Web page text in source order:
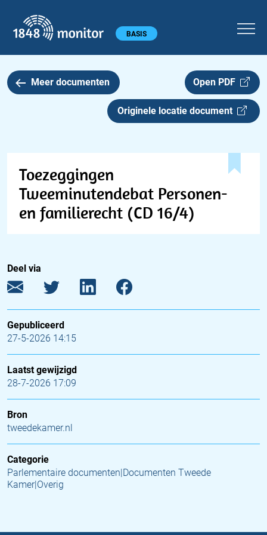
Hoofdmenu BASIS
Meer documenten Open PDF
Originele locatie document
Toezeggingen
Tweeminutendebat Personen-
en familierecht (CD 16/4)
Deel via
Gepubliceerd
27-5-2026 14:15
Laatst gewijzigd
28-7-2026 17:09
Bron
tweedekamer.nl
Categorie
Parlementaire documenten|Documenten Tweede
Kamer|Overig